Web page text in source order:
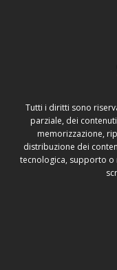
Tutti i diritti sono
parziale, dei
memorizzazione,
distribuzione dei
tecnologica, supporto o